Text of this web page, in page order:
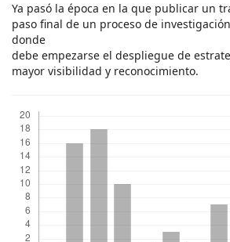
Ya pasó la época en la que publicar un
paso final de un proceso de
donde
debe empezarse el despliegue de
mayor visibilidad y reconocimiento.